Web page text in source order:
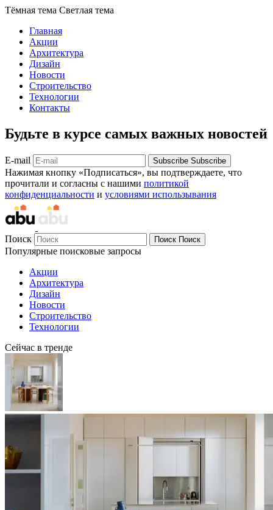
Тёмная тема Светлая тема
Главная
Акции
Архитектура
Дизайн
Новости
Строительство
Технологии
Контакты
Будьте в курсе самых важных новостей
E-mail Subscribe Subscribe
Нажимая кнопку «Подписаться», вы подтверждаете, что
прочитали и согласны с нашими политикой
конфиденциальности и условиями использывания
Поиск Поиск Поиск
Популярные поисковые запросы
Акции
Архитектура
Дизайн
Новости
Строительство
Технологии
Сейчас в тренде